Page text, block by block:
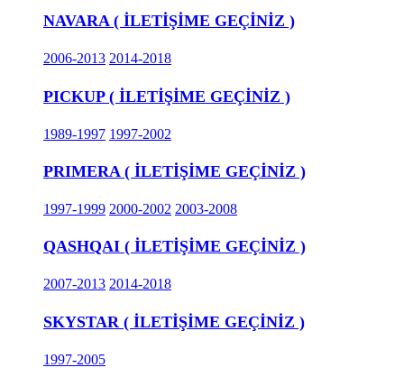
NAVARA ( İLETİŞİME GEÇİNİZ )
2006-2013 2014-2018
PICKUP ( İLETİŞİME GEÇİNİZ )
1989-1997 1997-2002
PRIMERA ( İLETİŞİME GEÇİNİZ )
1997-1999 2000-2002 2003-2008
QASHQAI ( İLETİŞİME GEÇİNİZ )
2007-2013 2014-2018
SKYSTAR ( İLETİŞİME GEÇİNİZ )
1997-2005